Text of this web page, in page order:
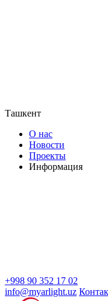
Ташкент
О нас
Новости
Проекты
Информация
+998 90 352 17 02
info@myarlight.uz